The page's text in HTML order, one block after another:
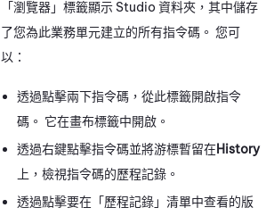
「瀏覽器」標籤顯示 Studio 資料夾，其中儲存
了您為此業務單元建立的所有指令碼。 您可
以：
透過點擊兩下指令碼，從此標籤開啟指令
碼。 它在畫布標籤中開啟。
透過右鍵點擊指令碼並將游標暫留在History
上，檢視指令碼的歷程記錄。
透過點擊要在「歷程記錄」清單中查看的版